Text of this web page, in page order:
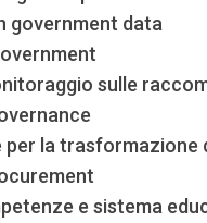
government data
sulle
per la trasformazione
e sistema